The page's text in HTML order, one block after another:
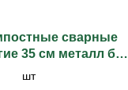
сварные
35 см металл без
шт